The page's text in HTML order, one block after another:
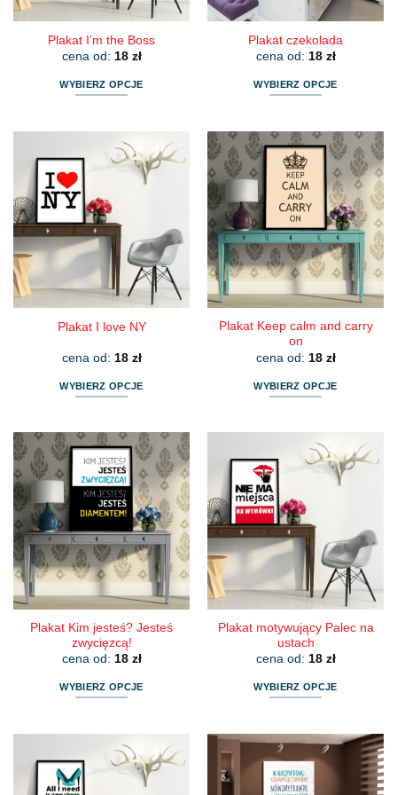
Plakat I’m the Boss
cena od: 18 zł
WYBIERZ OPCJE
wiele
wariantów.
Opcje
można
wybrać
na
stronie
produktu
Plakat czekolada
cena od: 18 zł
WYBIERZ OPCJE
ma
wiele
wariantów.
Opcje
można
wybrać
na
stronie
produktu
Plakat I love NY
cena od: 18 zł
WYBIERZ OPCJE
ma
wiele
wariantów.
Opcje
można
wybrać
na
stronie
produktu
Plakat Keep calm and carry
on
cena od: 18 zł
WYBIERZ OPCJE
wiele
wariantów.
Opcje
można
wybrać
na
stronie
produktu
Plakat Kim jesteś? Jesteś
zwycięzcą!
cena od: 18 zł
WYBIERZ OPCJE
wiele
wariantów.
Plakat motywujący Palec na
ustach
cena od: 18 zł
WYBIERZ OPCJE
ma
wiele
wariantów.